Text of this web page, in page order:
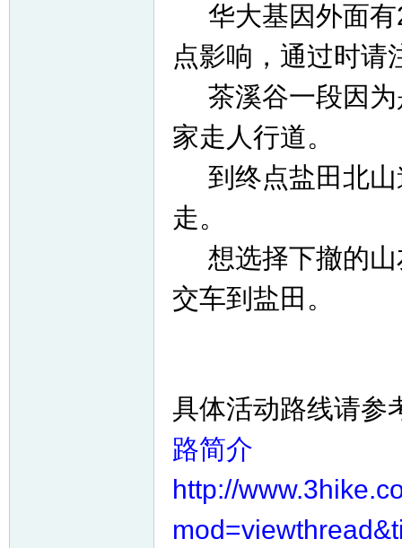
华大基因外面有
点影响，通过时请
茶溪谷一段因为
家走人行道。
到终点盐田北山
走。
想选择下撤的山
交车到盐田。
具体活动路线请参
路简介
http://